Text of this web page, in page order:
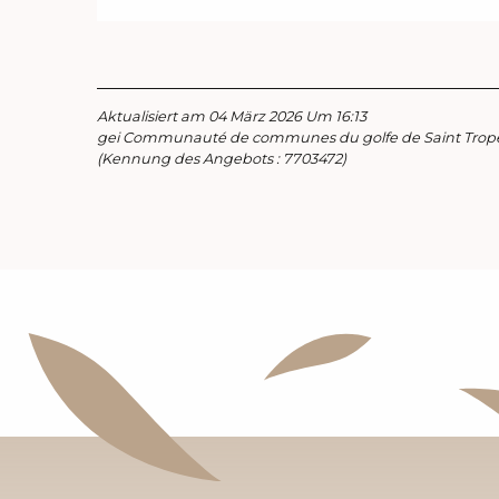
Aktualisiert am 04 März 2026 Um 16:13
gei Communauté de communes du golfe de Saint
(Kennung des Angebots : 7703472)